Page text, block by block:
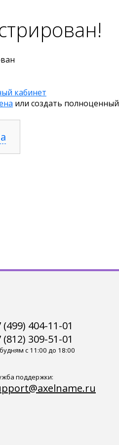
кабинет
или создать полноценный
(499) 404-11-01
(812) 309-51-01
с 11:00 до 18:00
поддержки: